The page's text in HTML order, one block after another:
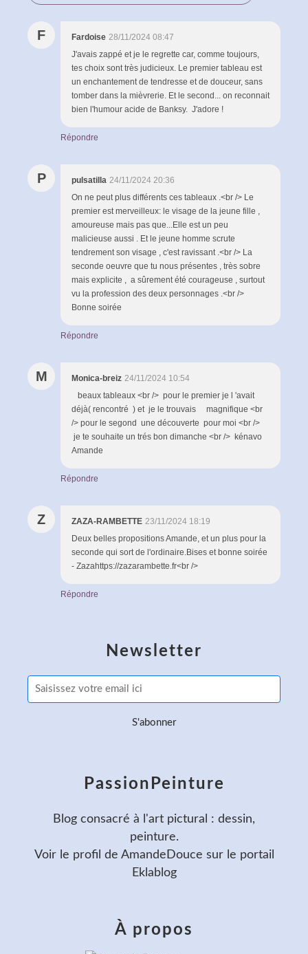
F Fardoise 28/11/2024 08:47
J'avais zappé et je le regrette car, comme toujours,
tes choix sont très judicieux. Le premier tableau est
un enchantement de tendresse et de douceur, sans
tomber dans la mièvrerie. Et le second... on reconnait
bien l'humour acide de Banksy. J'adore !
Répondre
P pulsatilla 24/11/2024 20:36
On ne peut plus différents ces tableaux .<br /> Le
premier est merveilleux: le visage de la jeune fille ,
amoureuse mais pas que...Elle est un peu
malicieuse aussi . Et le jeune homme scrute
tendrement son visage , c'est ravissant .<br /> La
seconde oeuvre que tu nous présentes , très sobre
mais explicite , a sûrement été courageuse , surtout
vu la profession des deux personnages .<br />
Bonne soirée
Répondre
M Monica-breiz 24/11/2024 10:54
beaux tableaux <br /> pour le premier je l 'avait
déjà( rencontré ) et je le trouvais magnifique <br
/> pour le segond une découverte pour moi <br />
je te souhaite un trés bon dimanche <br /> kénavo
Amande
Répondre
Z ZAZA-RAMBETTE 23/11/2024 18:19
Deux belles propositions Amande, et un plus pour la
seconde qui sort de l'ordinaire.Bises et bonne soirée
- Zazahttps://zazarambette.fr<br />
Répondre
Newsletter
PassionPeinture
Blog consacré à l'art pictural : dessin,
peinture.
Voir le profil de AmandeDouce sur le portail
Eklablog
À propos